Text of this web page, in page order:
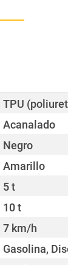
TPU
Acanalado
Negro
Amarillo
5 t
10 t
7 km/h
Gasolina,